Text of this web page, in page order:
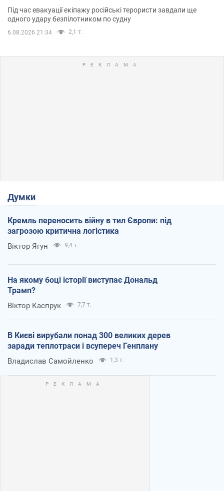
Під час евакуації екіпажу російські терористи завдали ще
одного удару безпілотником по судну
6.08.2026 21:34 2,1 т.
Думки
Кремль переносить війну в тил Європи: під
загрозою критична логістика
Віктор Ягун 9,4 т.
На якому боці історії виступає Дональд
Трамп?
Віктор Каспрук 7,7 т.
В Києві вирубали понад 300 великих дерев
заради теплотраси і всупереч Генплану
Владислав Самойленко 1,3 т.